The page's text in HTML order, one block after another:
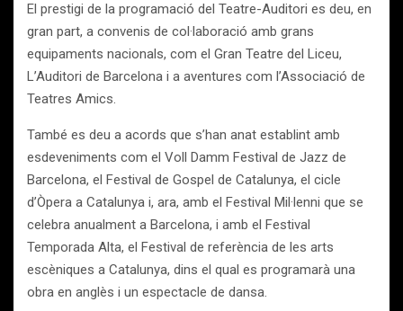
El prestigi de la programació del Teatre-Auditori es deu, en
gran part, a convenis de col·laboració amb grans
equipaments nacionals, com el Gran Teatre del Liceu,
L’Auditori de Barcelona i a aventures com l’Associació de
Teatres Amics.
També es deu a acords que s’han anat establint amb
esdeveniments com el Voll Damm Festival de Jazz de
Barcelona, el Festival de Gospel de Catalunya, el cicle
d’Òpera a Catalunya i, ara, amb el Festival Mil·lenni que se
celebra anualment a Barcelona, i amb el Festival
Temporada Alta, el Festival de referència de les arts
escèniques a Catalunya, dins el qual es programarà una
obra en anglès i un espectacle de dansa.